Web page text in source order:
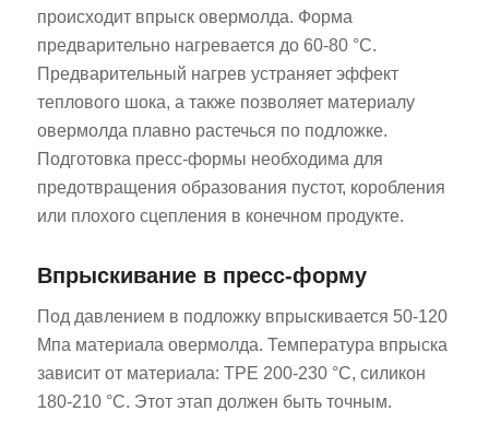
происходит впрыск овермолда. Форма
предварительно нагревается до 60-80 °C.
Предварительный нагрев устраняет эффект
теплового шока, а также позволяет материалу
овермолда плавно растечься по подложке.
Подготовка пресс-формы необходима для
предотвращения образования пустот, коробления
или плохого сцепления в конечном продукте.
Впрыскивание в пресс-форму
Под давлением в подложку впрыскивается 50-120
Мпа материала овермолда. Температура впрыска
зависит от материала: TPE 200-230 °C, силикон
180-210 °C. Этот этап должен быть точным.